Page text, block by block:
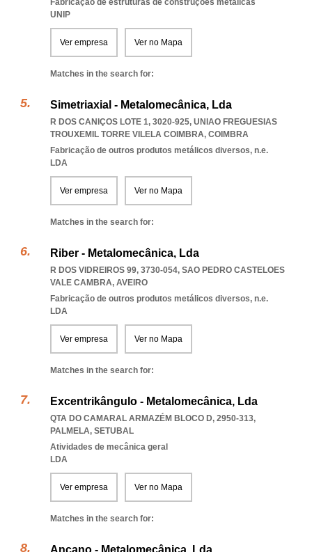
Fabricação de estruturas de construções metálicas
UNIP
Ver empresa Ver no Mapa
Matches in the search for:
Simetriaxial - Metalomecânica, Lda
R DOS CANIÇOS LOTE 1, 3020-925, UNIAO FREGUESIAS
TROUXEMIL TORRE VILELA COIMBRA, COIMBRA
Fabricação de outros produtos metálicos diversos, n.e.
LDA
Ver empresa Ver no Mapa
Matches in the search for:
Riber - Metalomecânica, Lda
R DOS VIDREIROS 99, 3730-054, SAO PEDRO CASTELOES
VALE CAMBRA, AVEIRO
Fabricação de outros produtos metálicos diversos, n.e.
LDA
Ver empresa Ver no Mapa
Matches in the search for:
Excentrikângulo - Metalomecânica, Lda
QTA DO CAMARAL ARMAZÉM BLOCO D, 2950-313,
PALMELA, SETUBAL
Atividades de mecânica geral
LDA
Ver empresa Ver no Mapa
Matches in the search for:
Ancano - Metalomecânica, Lda